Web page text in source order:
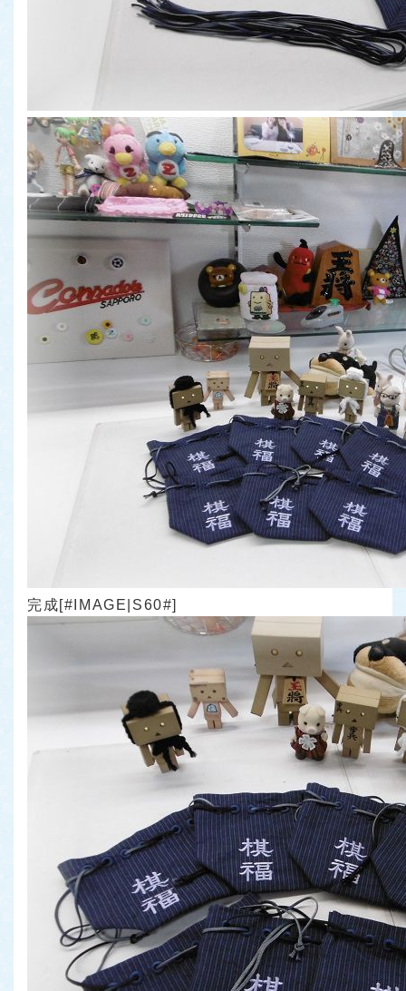
完成[#IMAGE|S60#]